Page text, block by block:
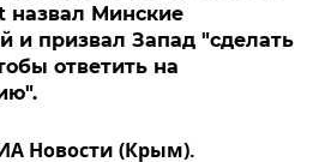
назвал Минские
и призвал Запад "сделать
ответить на
Новости (Крым).